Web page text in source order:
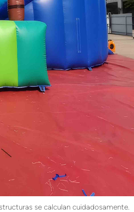
se calculan cuidadosamente.